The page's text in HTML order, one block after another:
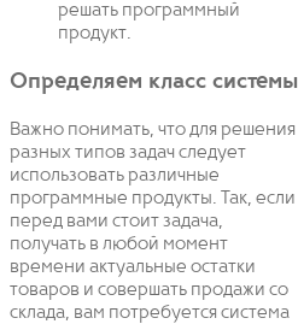
решать программный
продукт.
Определяем класс системы
Важно понимать, что для решения
разных типов задач следует
использовать различные
программные продукты. Так, если
перед вами стоит задача,
получать в любой момент
времени актуальные остатки
товаров и совершать продажи со
склада, вам потребуется система